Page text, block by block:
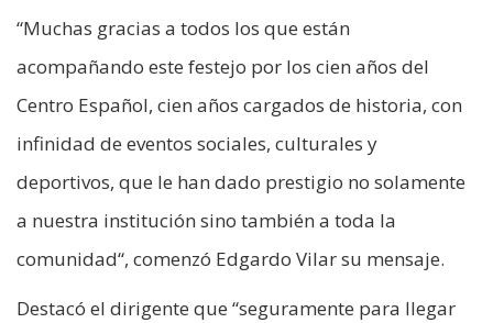
“Muchas gracias a todos los que están
acompañando este festejo por los cien años del
Centro Español, cien años cargados de historia, con
infinidad de eventos sociales, culturales y
deportivos, que le han dado prestigio no solamente
a nuestra institución sino también a toda la
comunidad“, comenzó Edgardo Vilar su mensaje.
Destacó el dirigente que “seguramente para llegar